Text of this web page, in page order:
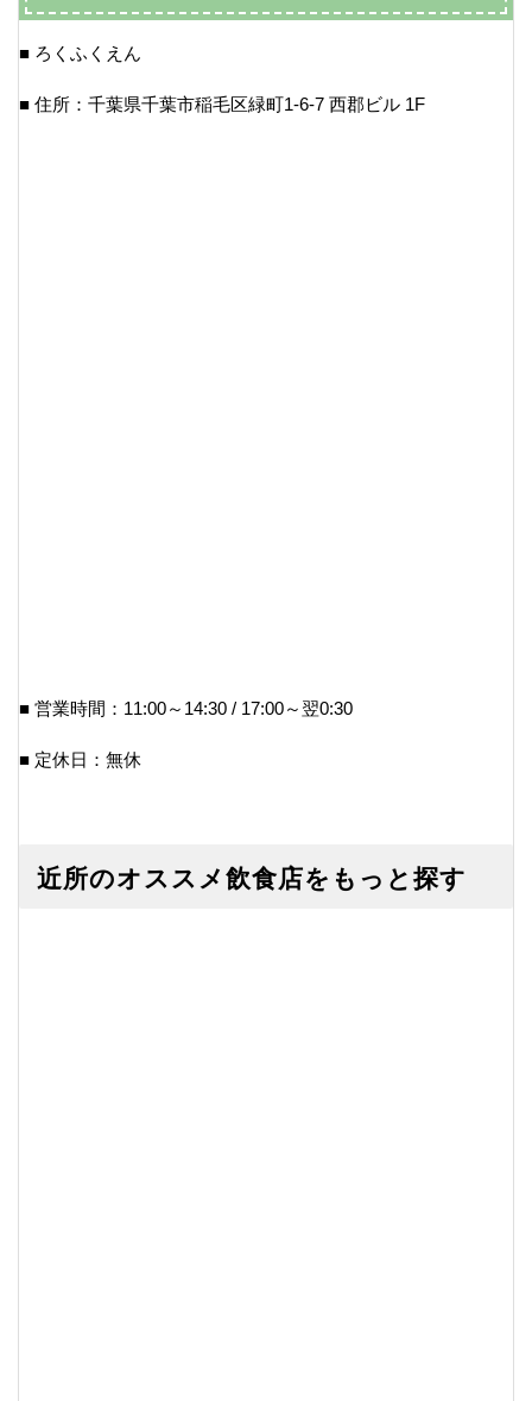
■ ろくふくえん
■ 住所：千葉県千葉市稲毛区緑町1-6-7 西郡ビル 1F
■ 営業時間：11:00～14:30 / 17:00～翌0:30
■ 定休日：無休
近所のオススメ飲食店をもっと探す